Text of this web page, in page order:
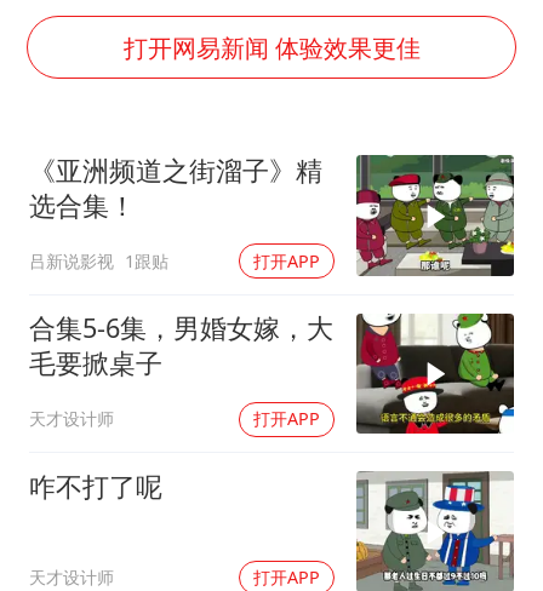
郑丽文：台湾从来没有“独立”过
商场现钱学森巨幅海报 负责人回应
乐享全民健身 共筑健康中国
打开网易新闻 体验效果更佳
《亚洲频道之街溜子》精
选合集！
吕新说影视 1跟贴 打开APP
合集5-6集，男婚女嫁，大
毛要掀桌子
天才设计师 打开APP
咋不打了呢
天才设计师 打开APP